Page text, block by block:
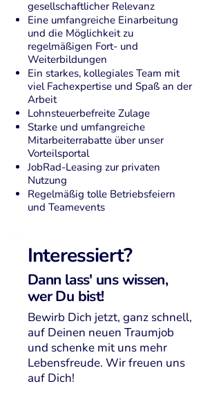
gesellschaftlicher Relevanz
Eine umfangreiche Einarbeitung
und die Möglichkeit zu
regelmäßigen Fort- und
Weiterbildungen
Ein starkes, kollegiales Team mit
viel Fachexpertise und Spaß an der
Arbeit
Lohnsteuerbefreite Zulage
Starke und umfangreiche
Mitarbeiterrabatte über unser
Vorteilsportal
JobRad-Leasing zur privaten
Nutzung
Regelmäßig tolle Betriebsfeiern
und Teamevents
Interessiert?
Dann lass' uns wissen,
wer Du bist!
Bewirb Dich jetzt, ganz schnell,
auf Deinen neuen Traumjob
und schenke mit uns mehr
Lebensfreude. Wir freuen uns
auf Dich!